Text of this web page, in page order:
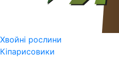
Хвойні рослини
Кіпарисовики